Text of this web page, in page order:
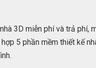
3D miễn phí và trả phí,
5 phần mềm thiết kế